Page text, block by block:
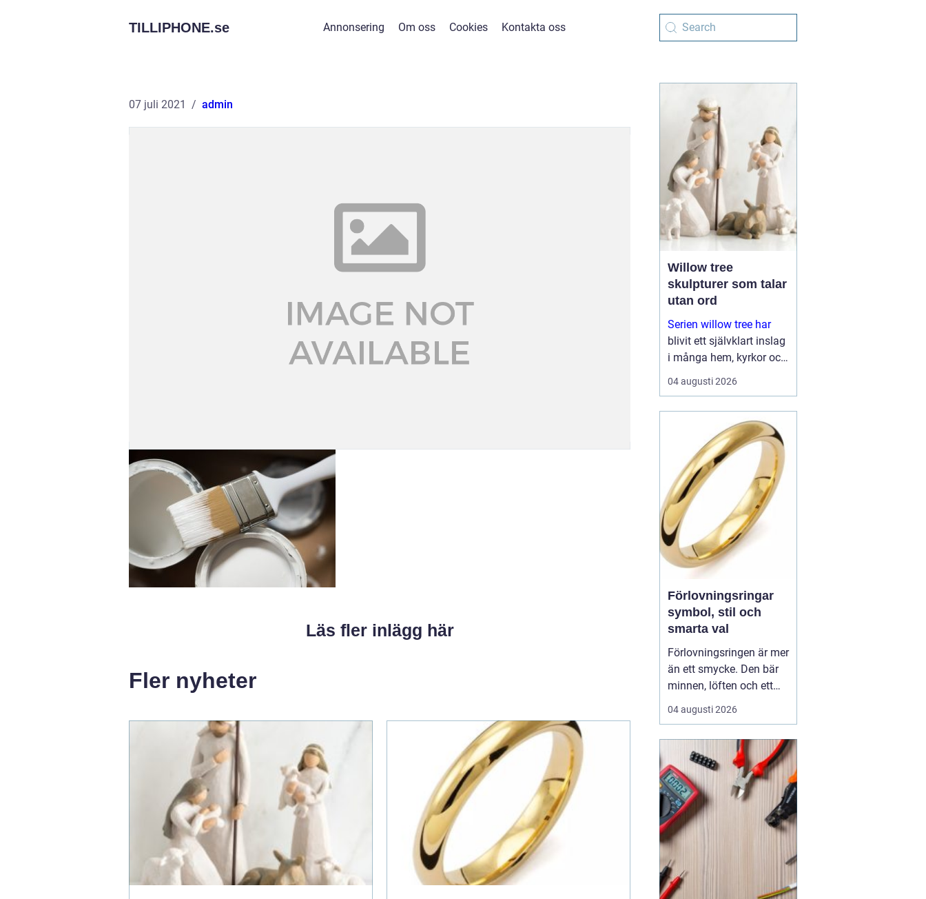
TILLIPHONE.se Annonsering Om oss Cookies Kontakta oss
07 juli 2021 admin
Läs fler inlägg här
Fler nyheter
Willow tree
skulpturer som talar
utan ord
Serien willow tree har
blivit ett självklart inslag
i många hem, kyrkor och
arbetsrum. De stilla
figurerna utan ansikten
känslor. De uttrycker
kärlek, sorg, hopp och
tacksa...
04 augusti 2026
Förlovningsringar
symbol, stil och
smarta val
Förlovningsringen är mer
än ett smycke. Den bär
minnen, löften och ett
vardagsliv tillsammans.
Samtidigt innebär valet
vilket material håller
bäst, hur skiljer sig olika
stilar åt och hur hittar
man rätt storlek utan
stress? Med...
04 augusti 2026